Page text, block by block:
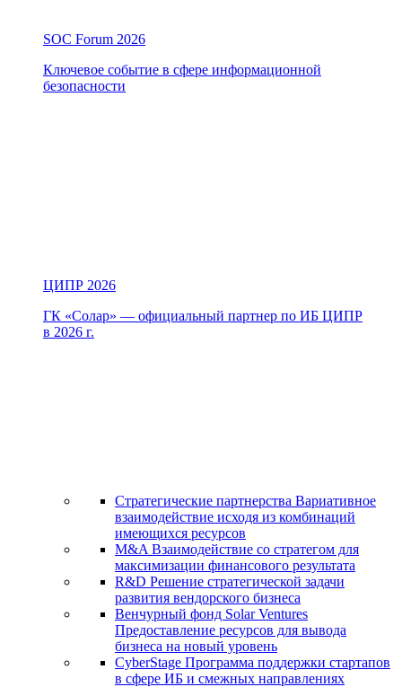
SOC Forum 2026
Ключевое событие в сфере информационной
безопасности
ЦИПР 2026
ГК «Солар» — официальный партнер по ИБ ЦИПР
в 2026 г.
Стратегические партнерства Вариативное
взаимодействие исходя из комбинаций
имеющихся ресурсов
M&A Взаимодействие со стратегом для
максимизации финансового результата
R&D Решение стратегической задачи
развития вендорского бизнеса
Венчурный фонд Solar Ventures
Предоставление ресурсов для вывода
бизнеса на новый уровень
CyberStage Программа поддержки стартапов
в сфере ИБ и смежных направлениях